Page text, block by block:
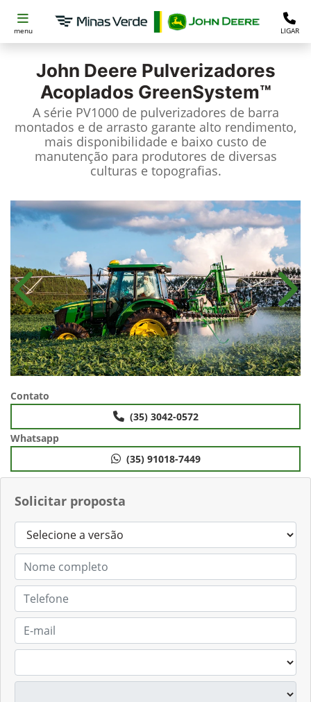
menu LIGAR
John Deere Pulverizadores
Acoplados GreenSystem™
A série PV1000 de pulverizadores de barra
montados e de arrasto garante alto rendimento,
mais disponibilidade e baixo custo de
manutenção para produtores de diversas
culturas e topografias.
Solicitar proposta
Anterior
Contato
(35) 3042-0572
Whatsapp
(35) 91018-7449